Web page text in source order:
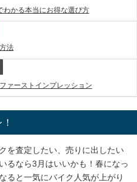
わかる本当にお得な選び方
法
ァーストインプレッション
を査定したい、売りに出したい
るなら3月はいいかも！春になっ
ると一気にバイク人気が上がり